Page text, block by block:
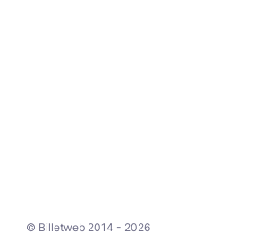
© Billetweb 2014 - 2026